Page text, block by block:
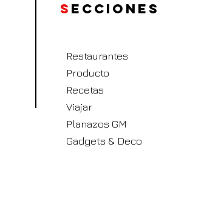
S ecciones
Restaurantes
Producto
Recetas
Viajar
Planazos GM
Gadgets & Deco